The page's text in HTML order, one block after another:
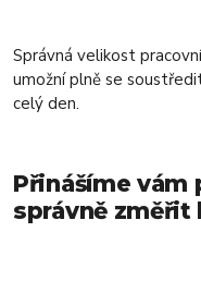
Správná velikost
umožní plně se
celý den.
Přinášíme vám
správně změřit